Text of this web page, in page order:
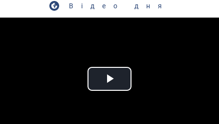
Відео дня
Play Video